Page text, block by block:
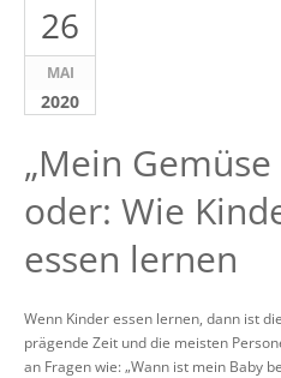
26
MAI
2020
„Mein Gemüse
oder: Wie
essen lernen
Wenn Kinder essen lernen, dann ist
prägende Zeit und die meisten
an Fragen wie: „Wann ist mein Baby